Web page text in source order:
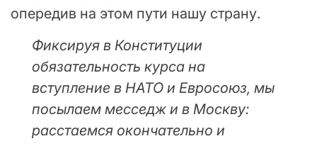
опередив на этом пути нашу страну.
Фиксируя в Конституции
обязательность курса на
вступление в НАТО и Евросоюз, мы
посылаем месседж и в Москву:
расстаемся окончательно и